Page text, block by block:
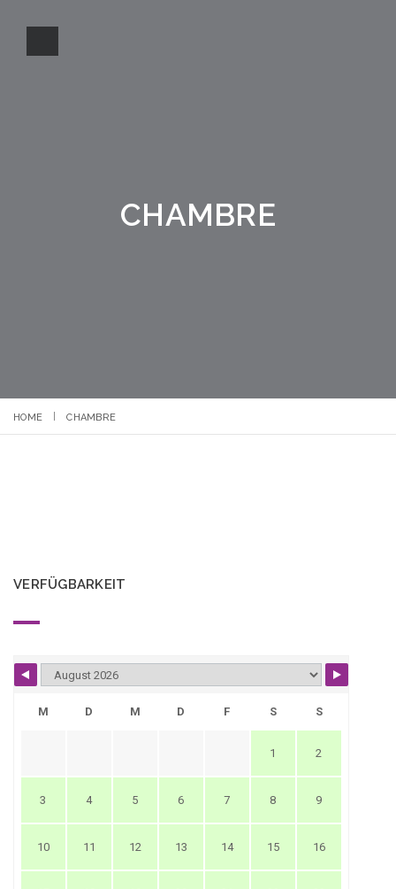
CHAMBRE
HOME CHAMBRE
VERFÜGBARKEIT
M D M D F S S
1 2
3 4 5 6 7 8 9
10 11 12 13 14 15 16